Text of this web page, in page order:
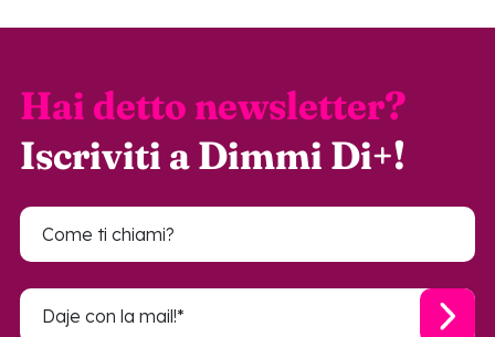
Hai detto newsletter?
Iscriviti a Dimmi Di+!